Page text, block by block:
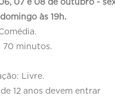
07 e 08 de outubro -
domingo às 19h.
70
Livre.
12 anos devem entrar